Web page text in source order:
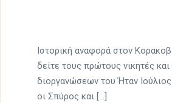
Ιστορική αναφορά στον
δείτε τους πρώτους νικητές
διοργανώσεων του Ήταν
οι Σπύρος και […]